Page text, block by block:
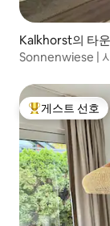
Kalkhorst의 타
Sonnenwiese |
상위 게스트 선호
게스트 선호